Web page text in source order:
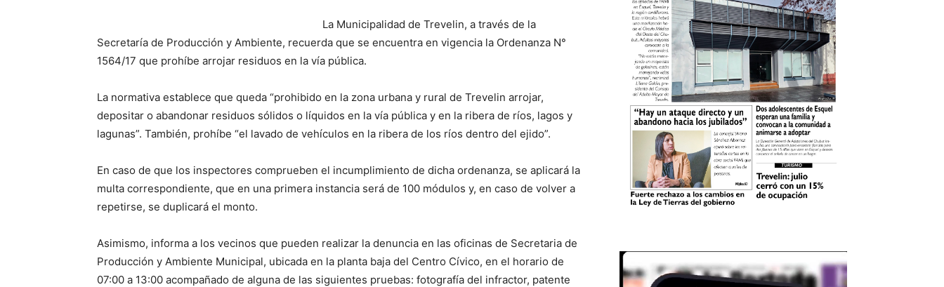
La Municipalidad de Trevelin, a través de la
Secretaría de Producción y Ambiente, recuerda que se encuentra en vigencia la Ordenanza N°
1564/17 que prohíbe arrojar residuos en la vía pública.
La normativa establece que queda “prohibido en la zona urbana y rural de Trevelin arrojar,
depositar o abandonar residuos sólidos o líquidos en la vía pública y en la ribera de ríos, lagos y
lagunas”. También, prohíbe “el lavado de vehículos en la ribera de los ríos dentro del ejido”.
En caso de que los inspectores comprueben el incumplimiento de dicha ordenanza, se aplicará la
multa correspondiente, que en una primera instancia será de 100 módulos y, en caso de volver a
repetirse, se duplicará el monto.
Asimismo, informa a los vecinos que pueden realizar la denuncia en las oficinas de Secretaria de
Producción y Ambiente Municipal, ubicada en la planta baja del Centro Cívico, en el horario de
07:00 a 13:00 acompañado de alguna de las siguientes pruebas: fotografía del infractor, patente